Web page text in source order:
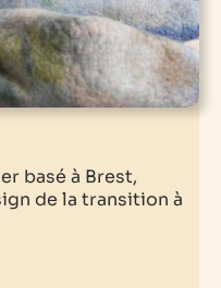
basé à Brest,
de la transition à